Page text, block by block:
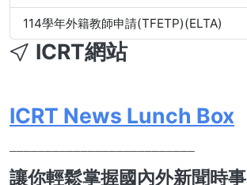
114學年外籍教師申請(TFETP)(ELTA)
ICRT網站
ICRT News Lunch Box
讓你輕鬆掌握國內外新聞時事